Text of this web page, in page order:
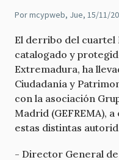
Pormcypweb, Jue, 15/11/
El derribo del cuartel
catalogado y
Extremadura, ha
Ciudadanía y
con la asociación
Madrid (GEFREMA),
estas distintas
- Director General